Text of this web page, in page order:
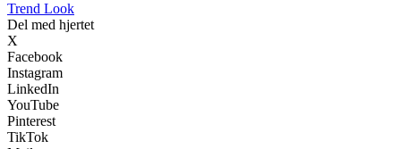
Trend Look
Del med hjertet
X
Facebook
Instagram
LinkedIn
YouTube
Pinterest
TikTok